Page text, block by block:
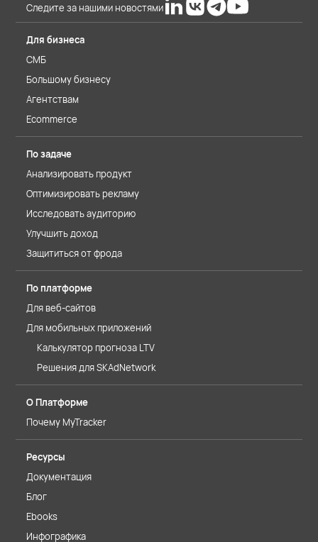
Следите за нашими новостями
Для бизнеса
СМБ
Большому бизнесу
Агентствам
Ecommerce
По задаче
Анализировать продукт
Оптимизировать рекламу
Исследовать аудиторию
Улучшить доход
Защититься от фрода
По платформе
Для веб-сайтов
Для мобильных приложений
Калькулятор прогноза LTV
Решения для SKAdNetwork
О Платформе
Почему MyTracker
Ресурсы
Документация
Блог
Ebooks
Инфографика